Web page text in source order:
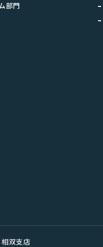
部門
相双⽀店